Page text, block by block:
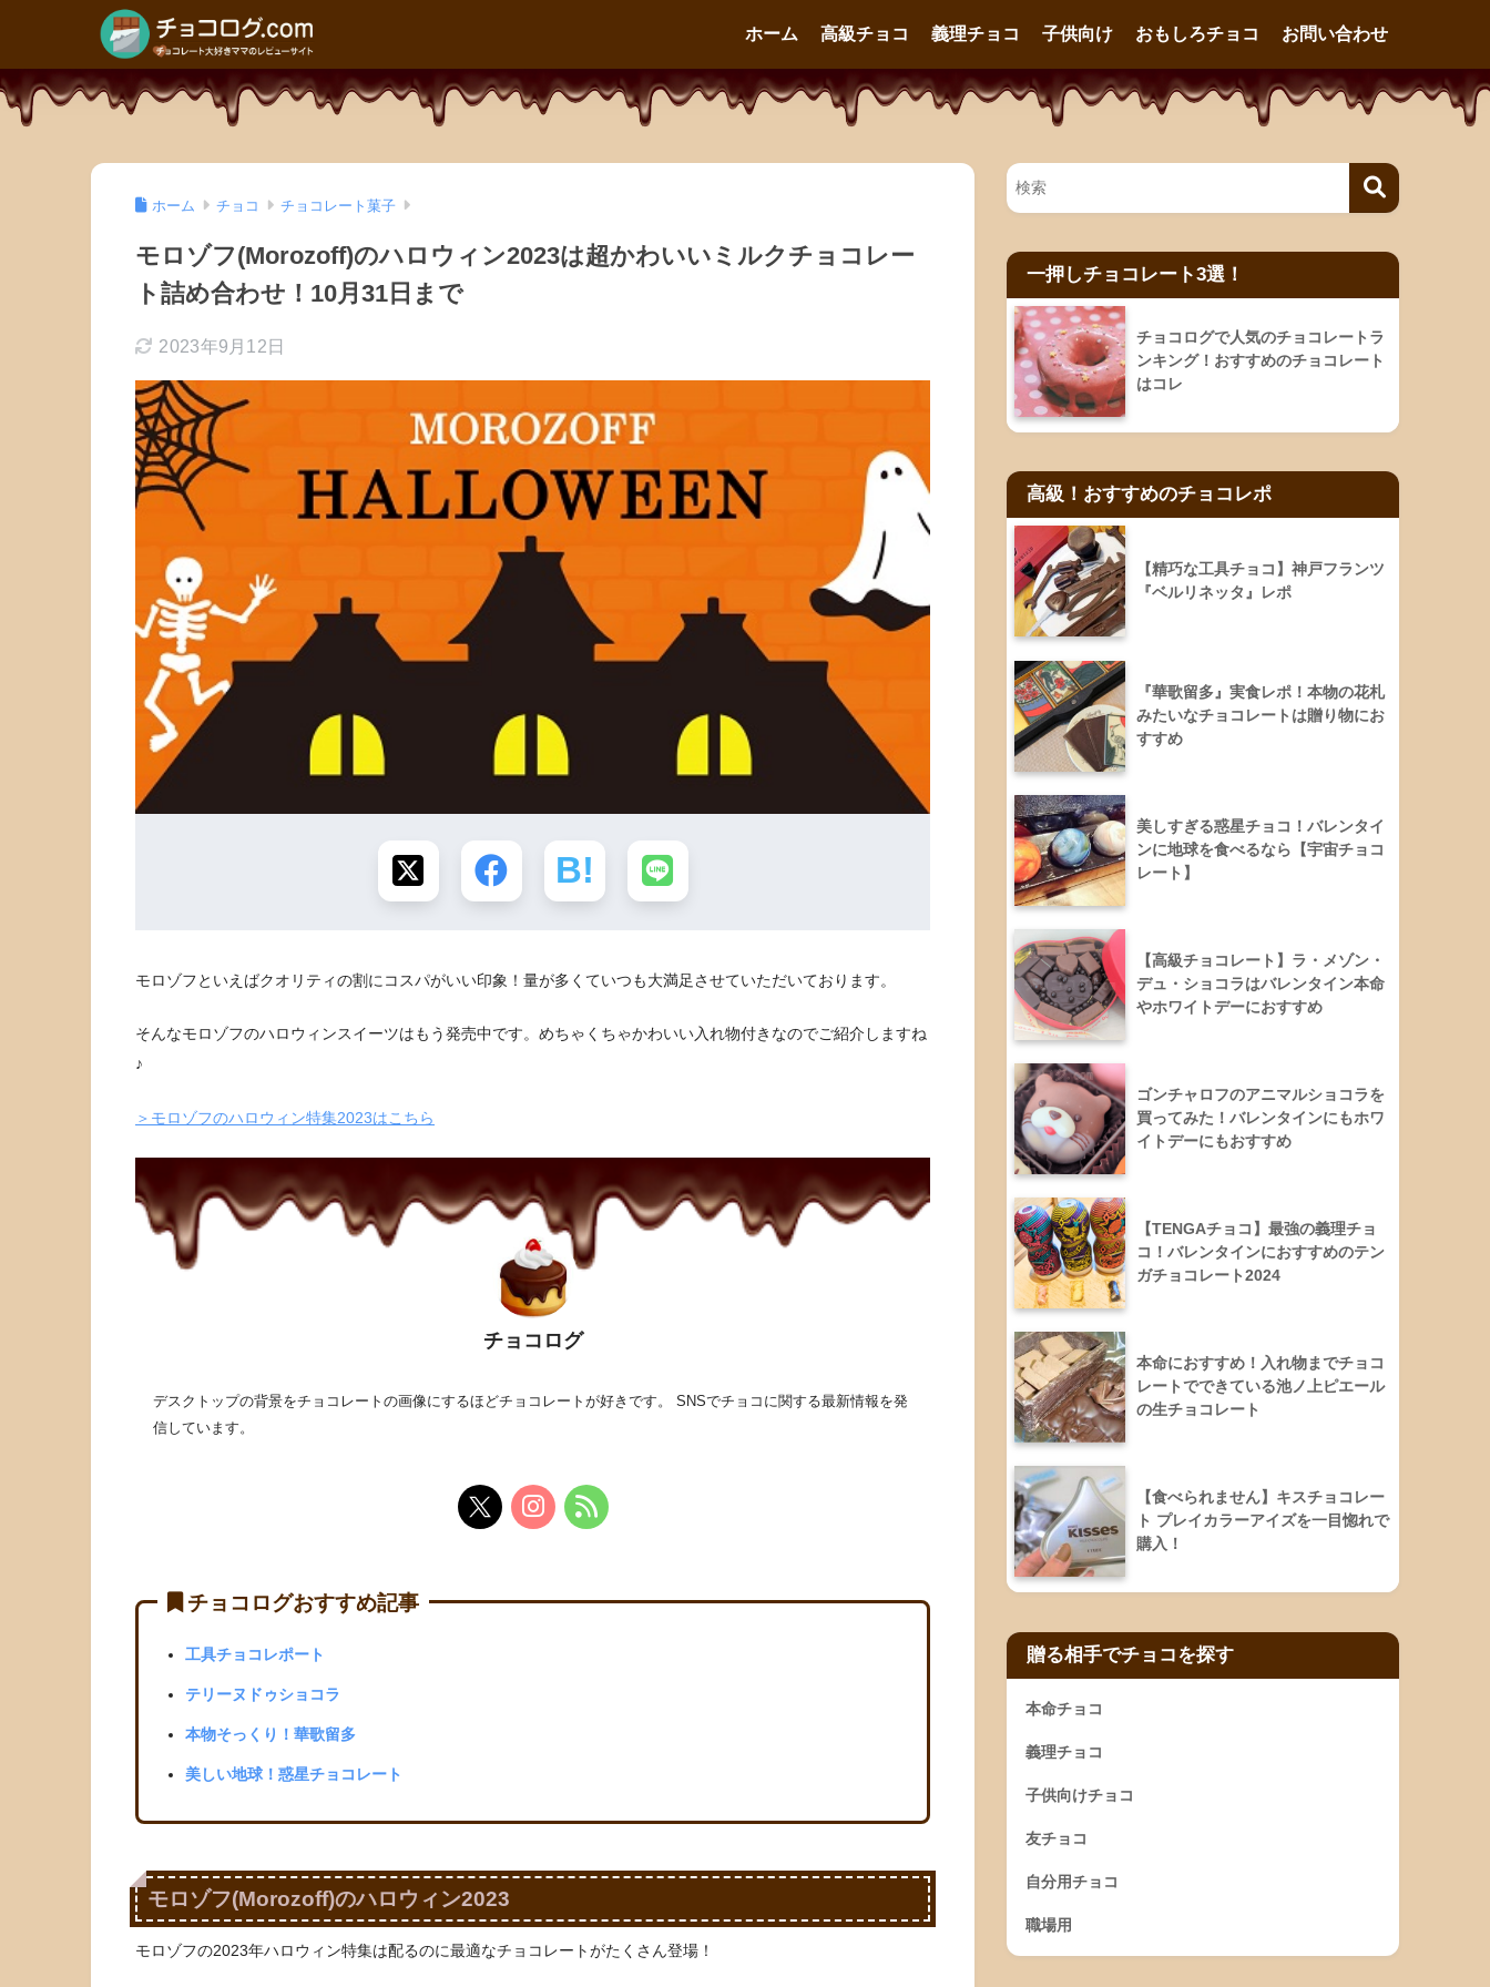
ホーム 高級チョコ 義理チョコ 子供向け おもしろチョコ お問い合わせ
ホーム チョコ チョコレート菓子
モロゾフ(Morozoff)のハロウィン2023は超かわいいミルクチョコレー
ト詰め合わせ！10月31日まで
2023年9月12日
モロゾフといえばクオリティの割にコスパがいい印象！量が多くていつも大満足させていただいております。
そんなモロゾフのハロウィンスイーツはもう発売中です。めちゃくちゃかわいい入れ物付きなのでご紹介しますね
♪
＞モロゾフのハロウィン特集2023はこちら
チョコログ
デスクトップの背景をチョコレートの画像にするほどチョコレートが好きです。 SNSでチョコに関する最新情報を発
信しています。
チョコログおすすめ記事
工具チョコレポート
テリーヌドゥショコラ
本物そっくり！華歌留多
美しい地球！惑星チョコレート
モロゾフ(Morozoff)のハロウィン2023
モロゾフの2023年ハロウィン特集は配るのに最適なチョコレートがたくさん登場！
一押しチョコレート3選！
チョコログで人気のチョコレートラ
ンキング！おすすめのチョコレート
はコレ
高級！おすすめのチョコレポ
【精巧な工具チョコ】神戸フランツ
『ベルリネッタ』レポ
『華歌留多』実食レポ！本物の花札
みたいなチョコレートは贈り物にお
すすめ
美しすぎる惑星チョコ！バレンタイ
ンに地球を食べるなら【宇宙チョコ
レート】
【高級チョコレート】ラ・メゾン・
デュ・ショコラはバレンタイン本命
やホワイトデーにおすすめ
ゴンチャロフのアニマルショコラを
買ってみた！バレンタインにもホワ
イトデーにもおすすめ
【TENGAチョコ】最強の義理チョ
コ！バレンタインにおすすめのテン
ガチョコレート2024
本命におすすめ！入れ物までチョコ
レートでできている池ノ上ピエール
の生チョコレート
【食べられません】キスチョコレー
ト プレイカラーアイズを一目惚れで
購入！
贈る相手でチョコを探す
本命チョコ
義理チョコ
子供向けチョコ
友チョコ
自分用チョコ
職場用